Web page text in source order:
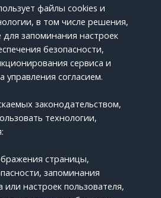
файлы cookies и
в том числе решения,
запоминания настроек
безопасности,
сервиса и
согласием.
законодательством,
технологии,
страницы,
запоминания
настроек пользователя,